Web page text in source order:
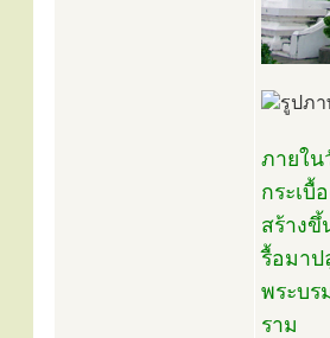
ภายใ
กระเบื้
สร้าง
รื้อมา
พระบร
ราม